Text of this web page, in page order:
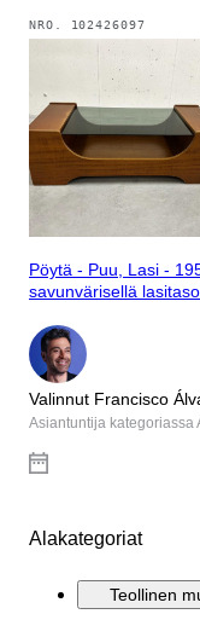
NRO. 102426097
Pöytä - Puu, Lasi -
savunvärisellä
Valinnut Francisco
Asiantuntija kategoriassa
Alakategoriat
Teollinen